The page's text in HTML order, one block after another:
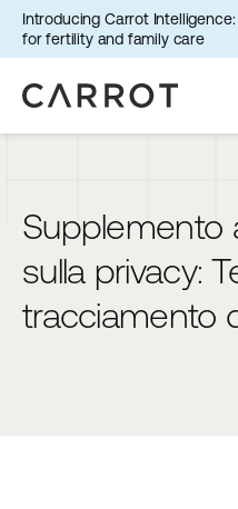
Introducing Carrot
for fertility and family care
Supplemento
sulla privacy:
tracciamento